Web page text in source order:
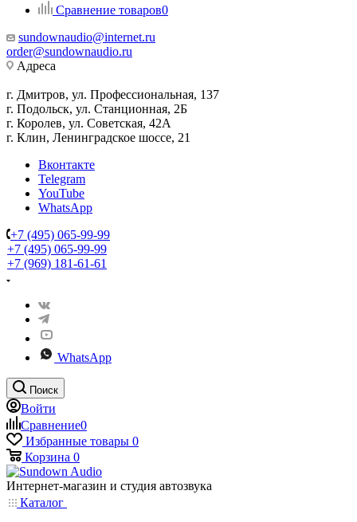
Сравнение товаров0
sundownaudio@internet.ru
order@sundownaudio.ru
Адреса
г. Дмитров, ул. Профессиональная, 137
г. Подольск, ул. Станционная, 2Б
г. Королев, ул. Советская, 42А
г. Клин, Ленинградское шоссе, 21
Вконтакте
Telegram
YouTube
WhatsApp
+7 (495) 065-99-99
+7 (495) 065-99-99
+7 (969) 181-61-61
WhatsApp
Поиск
Войти
Сравнение0
Избранные товары 0
Корзина 0
Интернет-магазин и студия автозвука
Каталог